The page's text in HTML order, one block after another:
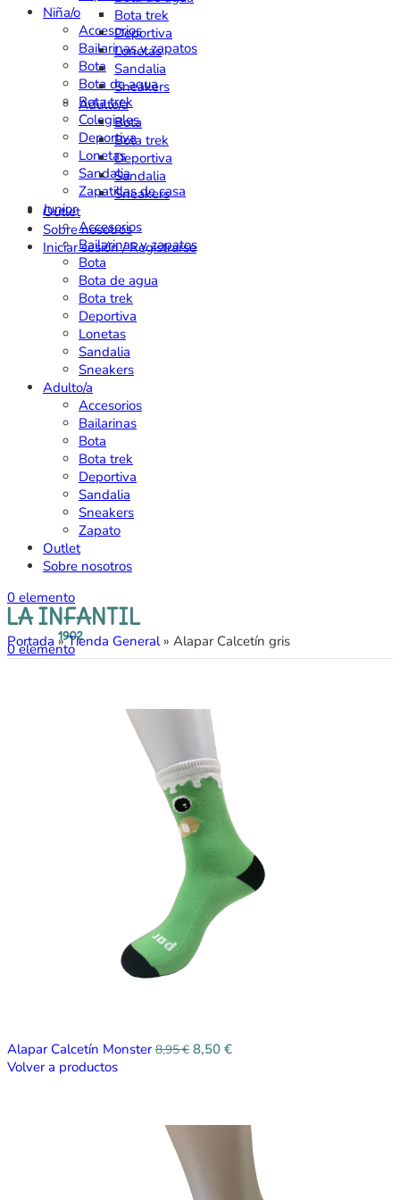
Niña/o
Accesorios
Bailarinas y zapatos
Bota
Bota de agua
Bota trek
Colegiales
Deportiva
Lonetas
Sandalia
Zapatillas de casa
Junior
Accesorios
Bailarinas y zapatos
Bota
Bota de agua
Bota trek
Deportiva
Lonetas
Sandalia
Sneakers
Adulto/a
Accesorios
Bailarinas
Bota
Bota trek
Deportiva
Sandalia
Sneakers
Zapato
Outlet
Sobre nosotros
0 elemento
0elemento
Portada »Tienda General» Alapar Calcetín gris
Alapar Calcetín Monster8,95€ 8,50 €
Volver a productos
Bota trek
Deportiva
Lonetas
Sandalia
Sneakers
Adulto/a
Bota
Bota trek
Deportiva
Sandalia
Sneakers
Outlet
Sobre nosotros
Iniciar sesión / Registrarse